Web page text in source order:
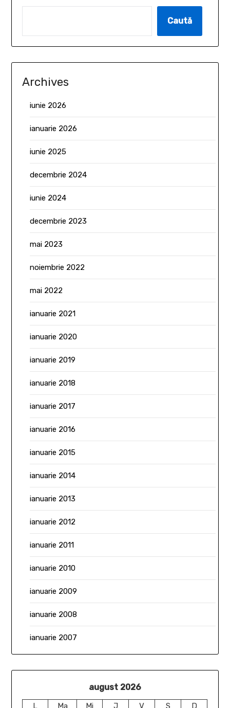
Caută
Archives
iunie 2026
ianuarie 2026
iunie 2025
decembrie 2024
iunie 2024
decembrie 2023
mai 2023
noiembrie 2022
mai 2022
ianuarie 2021
ianuarie 2020
ianuarie 2019
ianuarie 2018
ianuarie 2017
ianuarie 2016
ianuarie 2015
ianuarie 2014
ianuarie 2013
ianuarie 2012
ianuarie 2011
ianuarie 2010
ianuarie 2009
ianuarie 2008
ianuarie 2007
august 2026
L Ma Mi J V S D